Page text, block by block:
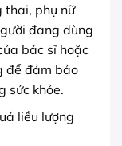
thai, phụ nữ
đang dùng
bác sĩ hoặc
để đảm bảo
sức khỏe.
liều lượng